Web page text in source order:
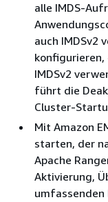
alle IMDS-
auch IMDSv2
konfigurieren,
IMDSv2
führt die
Cluster-
Mit Amazon
starten, der
Apache
Aktivierung,